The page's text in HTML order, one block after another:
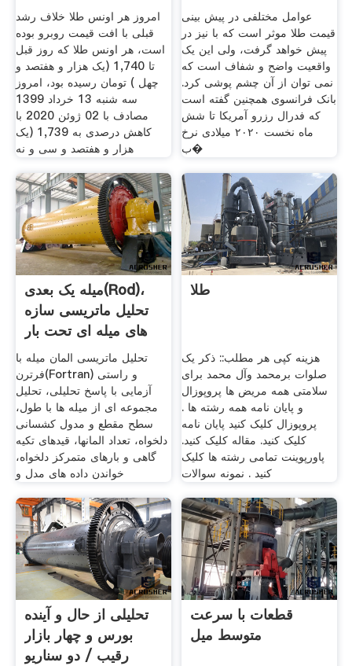
امروز هر اونس طلا خلاف رشد
قبلی با افت قیمت روبرو بوده
است، هر اونس طلا که روز قبل
تا 1,740 (یک هزار و هفتصد و
چهل ) تومان رسیده بود، امروز
سه شنبه 13 خرداد 1399
مصادف با 02 ژوئن 2020 با
کاهش درصدی به 1,739 (یک
هزار و هفتصد و سی و نه
عوامل مختلفی در پیش بینی
قیمت طلا موثر است که با نیز در
پیش خواهد گرفت، ولی این یک
واقعیت واضح و شفاف است که
نمی توان از آن چشم پوشی کرد.
بانک فرانسوی همچنین گفته است
که فدرال رزرو آمریکا تا شش
ماه نخست ۲۰۲۰ میلادی نرخ
ب�
میله یک بعدی(Rod)،
تحلیل ماتریسی سازه
های میله ای تحت بار
تحلیل ماتریسی المان میله با
فرترن(Fortran) و راستی
آزمایی با پاسخ تحلیلی، تحلیل
مجموعه ای از میله ها با طول،
سطح مقطع و مدول کشسانی
دلخواه، تعداد المانها، قیدهای تکیه
گاهی و بارهای متمرکز دلخواه،
خواندن داده های مدل و
طلا
هزینه کپی هر مطلب:: ذکر یک
صلوات برمحمد وآل محمد برای
سلامتی همه مریض ها پروپوزال
و پایان نامه همه رشته ها .
پروپوزال کلیک کنید پایان نامه
کلیک کنید. مقاله کلیک کنید.
پاورپوینت تمامی رشته ها کلیک
کنید . نمونه سوالات
تحلیلی از حال و آینده
بورس و چهار بازار
رقیب / دو سناریو
قطعات با سرعت
متوسط میل